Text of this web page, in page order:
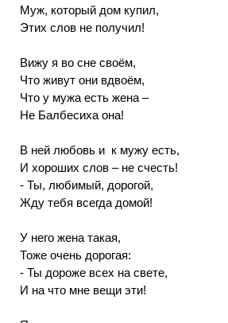
Муж, который дом купил,
Этих слов не получил!
Вижу я во сне своём,
Что живут они вдвоём,
Что у мужа есть жена –
Не Балбесиха она!
В ней любовь и к мужу есть,
И хороших слов – не счесть!
- Ты, любимый, дорогой,
Жду тебя всегда домой!
У него жена такая,
Тоже очень дорогая:
- Ты дороже всех на свете,
И на что мне вещи эти!